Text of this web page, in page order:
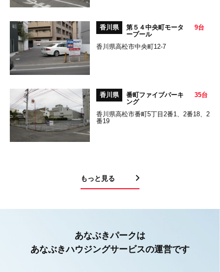
香川県
第５４中央町モータ
ープール
9台
香川県高松市中央町12-7
香川県
番町ファイブパーキ
ング
35台
香川県高松市番町5丁目2番1、2番18、2
番19
もっと見る
あなぶきパークは
あなぶきハウジングサービスの運営です